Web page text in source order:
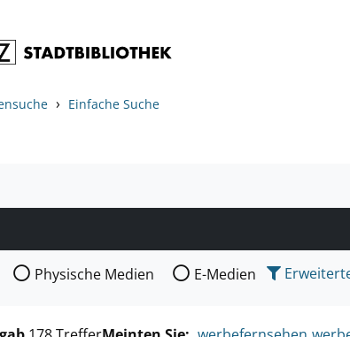
› Einfache Suche
die Medienart nach der Sie suchen wollen.
Physische Medien E-Medien